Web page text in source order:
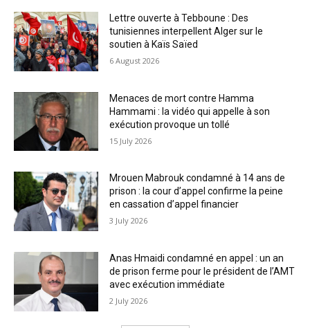
Lettre ouverte à Tebboune : Des
tunisiennes interpellent Alger sur le
soutien à Kaïs Saïed
6 August 2026
Menaces de mort contre Hamma
Hammami : la vidéo qui appelle à son
exécution provoque un tollé
15 July 2026
Mrouen Mabrouk condamné à 14 ans de
prison : la cour d’appel confirme la peine
en cassation d’appel financier
3 July 2026
Anas Hmaidi condamné en appel : un an
de prison ferme pour le président de l’AMT
avec exécution immédiate
2 July 2026